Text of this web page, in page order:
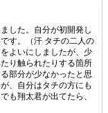
した。自分が初開発し
す。（汗 タチの二人の
よいにしましたが、少
り触られたりする箇所
部分が少なかったと思
、自分はタチの方にも
も翔太君が出てたら、